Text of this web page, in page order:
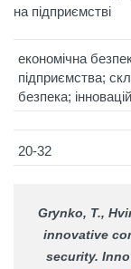
на підприємстві
економічна
підприємства;
безпека;
20-32
Grynko, T.,
innovative
security.